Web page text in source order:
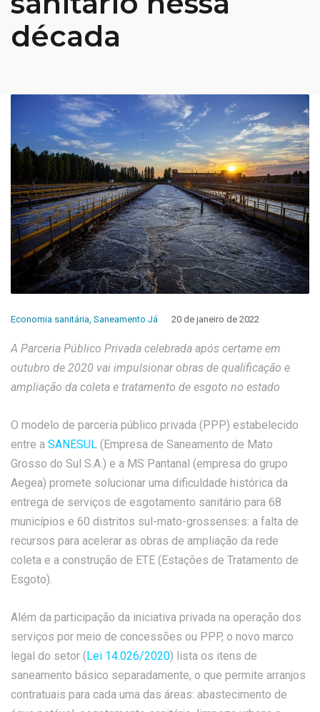
década
Economia sanitária, Saneamento Já 20 de janeiro de 2022
A Parceria Público Privada celebrada após certame em
outubro de 2020 vai impulsionar obras de qualificação e
ampliação da coleta e tratamento de esgoto no estado
O modelo de parceria público privada (PPP) estabelecido
entre a SANESUL (Empresa de Saneamento de Mato
Grosso do Sul S.A.) e a MS Pantanal (empresa do grupo
Aegea) promete solucionar uma dificuldade histórica da
entrega de serviços de esgotamento sanitário para 68
municípios e 60 distritos sul-mato-grossenses: a falta de
recursos para acelerar as obras de ampliação da rede
coleta e a construção de ETE (Estações de Tratamento de
Esgoto).
Além da participação da iniciativa privada na operação dos
serviços por meio de concessões ou PPP, o novo marco
legal do setor (Lei 14.026/2020) lista os itens de
saneamento básico separadamente, o que permite arranjos
contratuais para cada uma das áreas: abastecimento de